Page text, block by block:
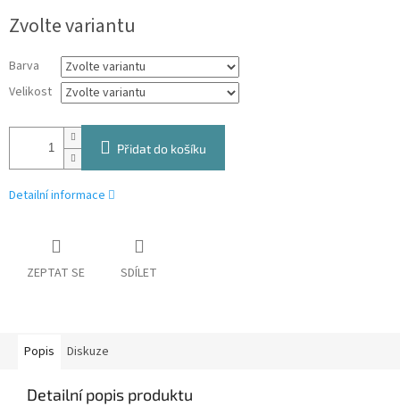
cena:
Zvolte variantu
Barva
Velikost
Přidat do košíku
Detailní informace
ZEPTAT SE SDÍLET
Popis Diskuze
Detailní popis produktu